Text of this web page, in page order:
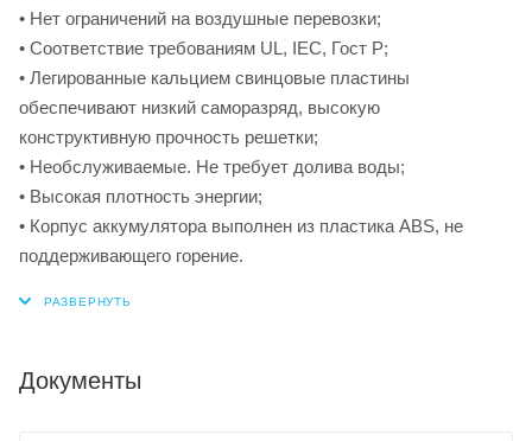
• Нет ограничений на воздушные перевозки;
• Соответствие требованиям UL, IEC, Гост Р;
• Легированные кальцием свинцовые пластины
обеспечивают низкий саморазряд, высокую
конструктивную прочность решетки;
• Необслуживаемые. Не требует долива воды;
• Высокая плотность энергии;
• Корпус аккумулятора выполнен из пластика ABS, не
поддерживающего горение.
Документы